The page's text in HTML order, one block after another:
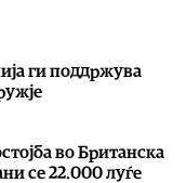
ги поддржува
во Британска
се 22.000 луѓе